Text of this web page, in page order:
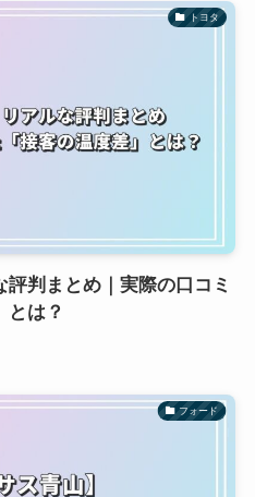
トヨタ
評判まとめ｜実際の口コミ
とは？
フォード